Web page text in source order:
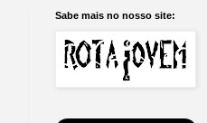
Sabe mais no nosso site: